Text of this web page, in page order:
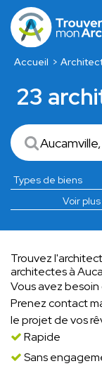
Accueil
23
Voir plus
Trouvez
architectes à
Vous avez
Prenez contact
le projet de vos
Rapide
Sans